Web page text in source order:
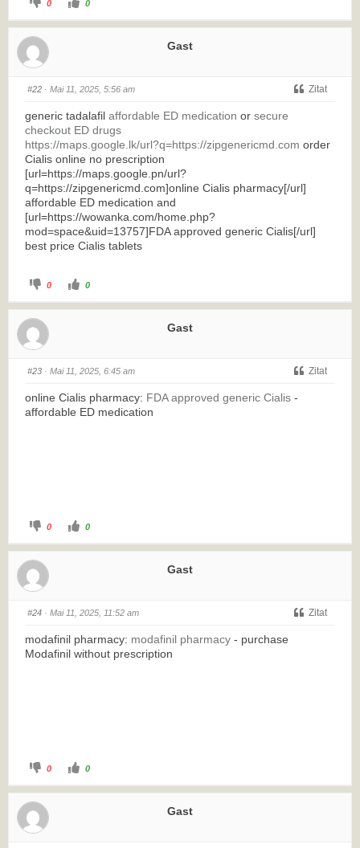
0 0
Gast
#22 · Mai 11, 2025, 5:56 am Zitat
generic tadalafil affordable ED medication or secure
checkout ED drugs
https://maps.google.lk/url?q=https://zipgenericmd.com order
Cialis online no prescription
[url=https://maps.google.pn/url?
q=https://zipgenericmd.com]online Cialis pharmacy[/url]
affordable ED medication and
[url=https://wowanka.com/home.php?
mod=space&uid=13757]FDA approved generic Cialis[/url]
best price Cialis tablets
0 0
Gast
#23 · Mai 11, 2025, 6:45 am Zitat
online Cialis pharmacy: FDA approved generic Cialis -
affordable ED medication
0 0
Gast
#24 · Mai 11, 2025, 11:52 am Zitat
modafinil pharmacy: modafinil pharmacy - purchase
Modafinil without prescription
0 0
Gast